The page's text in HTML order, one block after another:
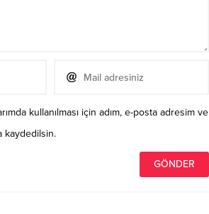
kullanılması için adım, e-posta adresim ve
kaydedilsin.